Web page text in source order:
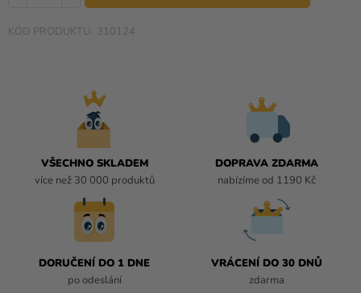
310124
VŠECHNO SKLADEM
více než 30 000 produktů
DOPRAVA ZDARMA
nabízíme od 1190 Kč
DORUČENÍ DO 1 DNE
po odeslání
VRÁCENÍ DO 30 DNŮ
zdarma